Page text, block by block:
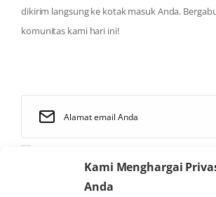
Kami Menghargai
Anda
dikirim langsung ke kotak masuk Anda.
komunitas kami hari ini!